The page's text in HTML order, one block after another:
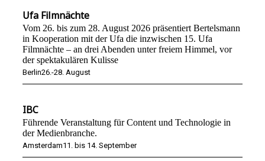
Ufa Filmnächte
Vom 26. bis zum 28. August 2026 präsentiert Bertelsmann
in Kooperation mit der Ufa die inzwischen 15. Ufa
Filmnächte – an drei Abenden unter freiem Himmel, vor
der spektakulären Kulisse
Berlin26.-28. August
IBC
Führende Veranstaltung für Content und Technologie in
der Medienbranche.
Amsterdam11. bis 14. September